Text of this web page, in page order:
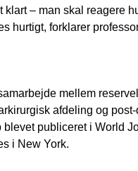
– man skal reagere
hurtigt, forklarer
mellem
afdeling og
blevet publiceret i World
i New York.